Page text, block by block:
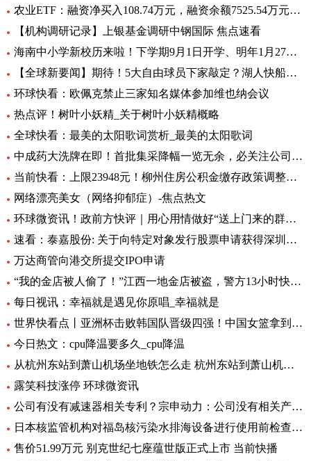
农业ETF：融资净买入108.74万元，融资余额7525.54万元（06-28）
【机构调研记录】上银基金调研中钢国际 焦点速看
海南中小学新校历来啦！下学期9月1日开学、明年1月27日放寒假|观焦点
【全球新要闻】期待！5大自由球员下家敲定？湖人快船或签全明星后卫
环球快看：欧佩克禁止三家知名媒体参加维也纳会议
热点评！树叶小妖精_关于树叶小妖精概略
全球快看：最美的太阳歌词赏析_最美的太阳歌词
中成药大洗牌在即！首批集采降幅一览无余，必关注公司火线全揭秘，投资风险哪里藏？
当前快看：上限23948元！柳州住房公积金缴存政策调整，7月起执行
网络漂亮美女（网络抑郁症）-焦点热文
环球微资讯！政前方快评｜用心用情做好“送上门来的群众工作”
速看：泰嘉股份: 关于向特定对象发行股票申请获得深圳证券交易所上市审核中心审核通过的公告
万达商管向港交所提交IPO申请
“我的金店被人偷了！”江西一地金店被盗，警方13小时快速侦破 每日看点
每日视讯：幸福就是遇见你原唱_幸福就是
世界快看点丨亚洲杯击败韩国队晋级四强！中国女篮拿到世界杯及奥运资格赛席位
今日热文：cpu降温要多久_cpu降温
从杭州东站到萧山机场坐地铁怎么走 杭州东站到萧山机场有地铁 环球要闻
露笑科技涨停 环球微资讯
公司有没有减速器相关专利？宗申动力：公司没有相关产品以及专利
日本核监管机构对福岛核污染水排海设备进行使用前检查_速递
售价51.99万元 别克世纪七座蕴世版正式上市 当前快播